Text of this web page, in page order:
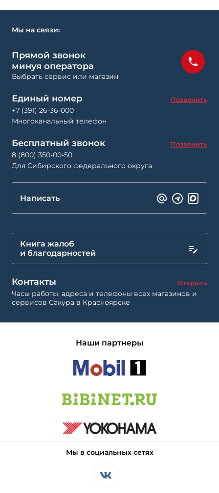
Мы на связи:
Прямой звонок
минуя оператора
Выбрать сервис или магазин
Единый номер Позвонить
+7 (391) 26-36-000
Многоканальный телефон
Бесплатный звонок Позвонить
8 (800) 350-00-50
Для Сибирского федерального округа
Написать
Книга жалоб
и благодарностей
Контакты Открыть
Часы работы, адреса и телефоны всех магазинов и
сервисов Сакура в Красноярске
Наши партнеры
Мы в социальных сетях